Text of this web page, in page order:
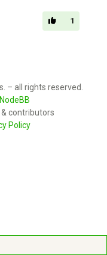
1
– all rights reserved.
NodeBB
& contributors
Policy